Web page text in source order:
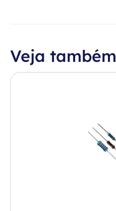
Veja também